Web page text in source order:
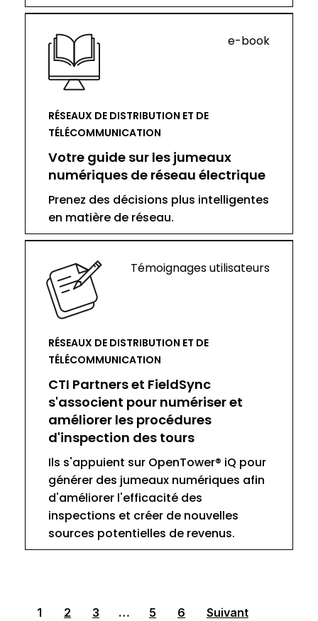
e-book
RÉSEAUX DE DISTRIBUTION ET DE
TÉLÉCOMMUNICATION
Votre guide sur les jumeaux
numériques de réseau électrique
Prenez des décisions plus intelligentes
en matière de réseau.
Témoignages utilisateurs
RÉSEAUX DE DISTRIBUTION ET DE
TÉLÉCOMMUNICATION
CTI Partners et FieldSync
s'associent pour numériser et
améliorer les procédures
d'inspection des tours
Ils s'appuient sur OpenTower® iQ pour
générer des jumeaux numériques afin
d'améliorer l'efficacité des
inspections et créer de nouvelles
sources potentielles de revenus.
1 2 3 … 5 6 Suivant